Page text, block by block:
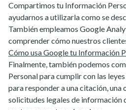
Compartimos tu Información
ayudarnos a utilizarla como se
También empleamos Google
comprender cómo nuestros
Cómo usa Google tu Información
Finalmente, también podemos
Personal para cumplir con las
para responder a una citación,
solicitudes legales de información